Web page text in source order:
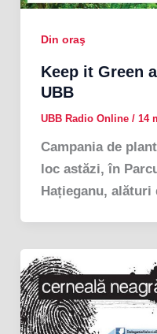
Din oraş
Keep it Green
UBB
UBB Radio Online / 14
Campania de
loc astăzi, în
Hațieganu, alături